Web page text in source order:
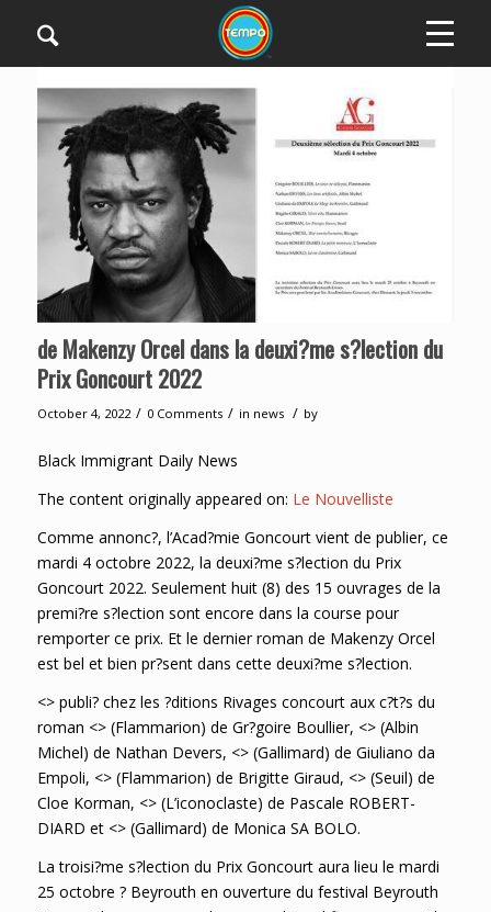
de Makenzy Orcel dans la deuxi?me s?lection du
Prix Goncourt 2022
October 4, 2022 / 0 Comments / in news / by
Black Immigrant Daily News
The content originally appeared on: Le Nouvelliste
Comme annonc?, l’Acad?mie Goncourt vient de publier, ce
mardi 4 octobre 2022, la deuxi?me s?lection du Prix
Goncourt 2022. Seulement huit (8) des 15 ouvrages de la
premi?re s?lection sont encore dans la course pour
remporter ce prix. Et le dernier roman de Makenzy Orcel
est bel et bien pr?sent dans cette deuxi?me s?lection.
<> publi? chez les ?ditions Rivages concourt aux c?t?s du
roman <> (Flammarion) de Gr?goire Boullier, <> (Albin
Michel) de Nathan Devers, <> (Gallimard) de Giuliano da
Empoli, <> (Flammarion) de Brigitte Giraud, <> (Seuil) de
Cloe Korman, <> (L’iconoclaste) de Pascale ROBERT-
DIARD et <> (Gallimard) de Monica SA BOLO.
La troisi?me s?lection du Prix Goncourt aura lieu le mardi
25 octobre ? Beyrouth en ouverture du festival Beyrouth